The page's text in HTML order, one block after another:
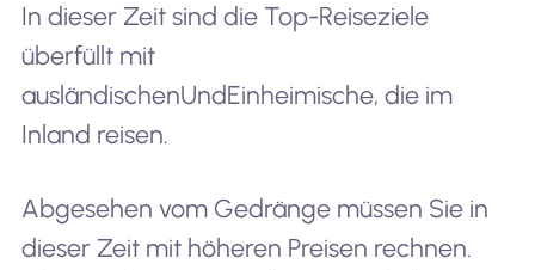
In dieser Zeit sind die Top-Reiseziele
überfüllt mit
ausländischenUndEinheimische, die im
Inland reisen.
Abgesehen vom Gedränge müssen Sie in
dieser Zeit mit höheren Preisen rechnen.